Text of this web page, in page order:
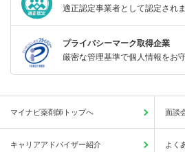
適正認定事業者として認定されま
プライバシーマーク取得企業
厳密な管理基準で個人情報をお
マイナビ薬剤師トップへ 面談
キャリアアドバイザー紹介 よく